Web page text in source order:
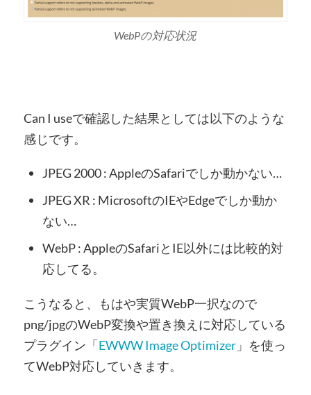
WebPの対応状況
Can I useで確認した結果としては以下のような
感じです。
JPEG 2000 : AppleのSafariでしか動かない…
JPEG XR : MicrosoftのIEやEdgeでしか動か
ない…
WebP : AppleのSafariとIE以外には比較的対
応してる。
こうなると、もはや実質WebP一択なので
png/jpgのWebP変換や置き換えに対応している
プラグイン「EWWW Image Optimizer」を使っ
てWebP対応していきます。